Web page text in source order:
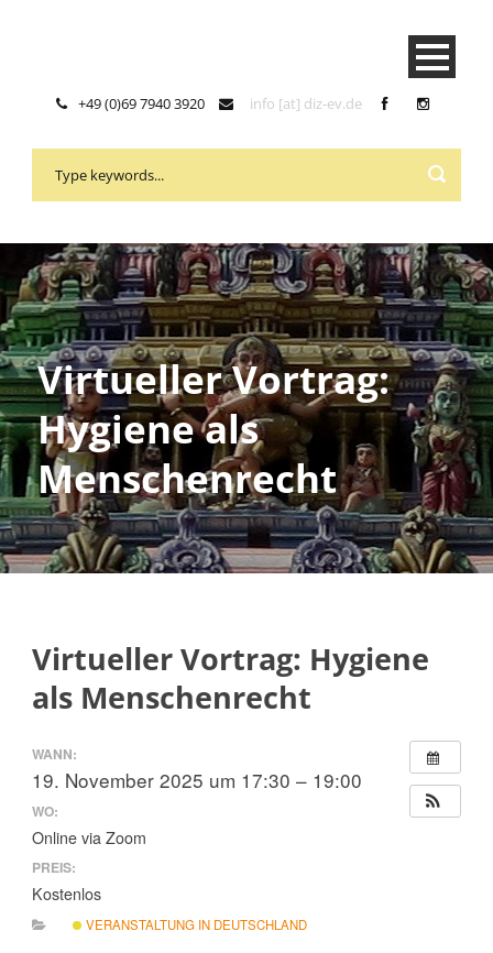
+49 (0)69 7940 3920 info [at] diz-ev.de
Virtueller Vortrag:
Hygiene als
Menschenrecht
Virtueller Vortrag: Hygiene
als Menschenrecht
WANN:
19. November 2025 um 17:30 – 19:00
WO:
Online via Zoom
PREIS:
Kostenlos
VERANSTALTUNG IN DEUTSCHLAND